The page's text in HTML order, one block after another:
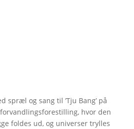
spræl og sang til ’Tju Bang’ på
hvor den
foldes ud, og universer trylles